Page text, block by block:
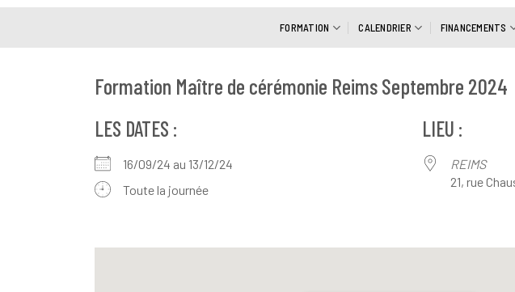
FORMATION CALENDRIER FINANCEMENTS
Formation Maître de cérémonie Reims Septembre 2024
LES DATES :
16/09/24 au 13/12/24
Toute la journée
LIEU :
REIMS
21, rue